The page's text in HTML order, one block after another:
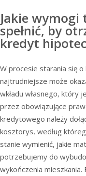
Jakie wymogi
spełnić, by
kredyt
W procesie starania się
najtrudniejsze może
wkładu własnego, który
przez obowiązujące
kredytowego należy
kosztorys, według
stanie wymienić, jakie
potrzebujemy do
wykończenia